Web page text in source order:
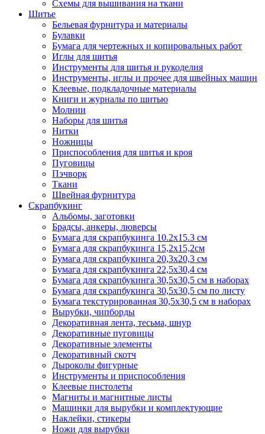
Схемы для вышивания на ткани
Шитье
Бельевая фурнитура и материалы
Булавки
Бумага для чертежных и копировальных работ
Иглы для шитья
Инструменты для шитья и рукоделия
Инструменты, иглы и прочее для швейных машин
Клеевые, подкладочные материалы
Книги и журналы по шитью
Молнии
Наборы для шитья
Нитки
Ножницы
Приспособления для шитья и кроя
Пуговицы
Пэчворк
Ткани
Швейная фурнитура
Скрапбукинг
Альбомы, заготовки
Брадсы, анкеры, люверсы
Бумага для скрапбукинга 10.2х15.3 см
Бумага для скрапбукинга 15,2х15,2см
Бумага для скрапбукинга 20,3х20,3 см
Бумага для скрапбукинга 22,5х30,4 см
Бумага для скрапбукинга 30,5х30,5 см в наборах
Бумага для скрапбукинга 30,5х30,5 см по листу
Бумага текстурированная 30,5х30,5 см в наборах
Вырубки, чипборды
Декоративная лента, тесьма, шнур
Декоративные пуговицы
Декоративные элементы
Декоративный скотч
Дыроколы фигурные
Инструменты и приспособления
Клеевые пистолеты
Магниты и магнитные листы
Машинки для вырубки и комплектующие
Наклейки, стикеры
Ножи для вырубки